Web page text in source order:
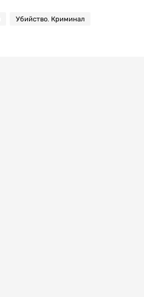
Убийство. Криминал